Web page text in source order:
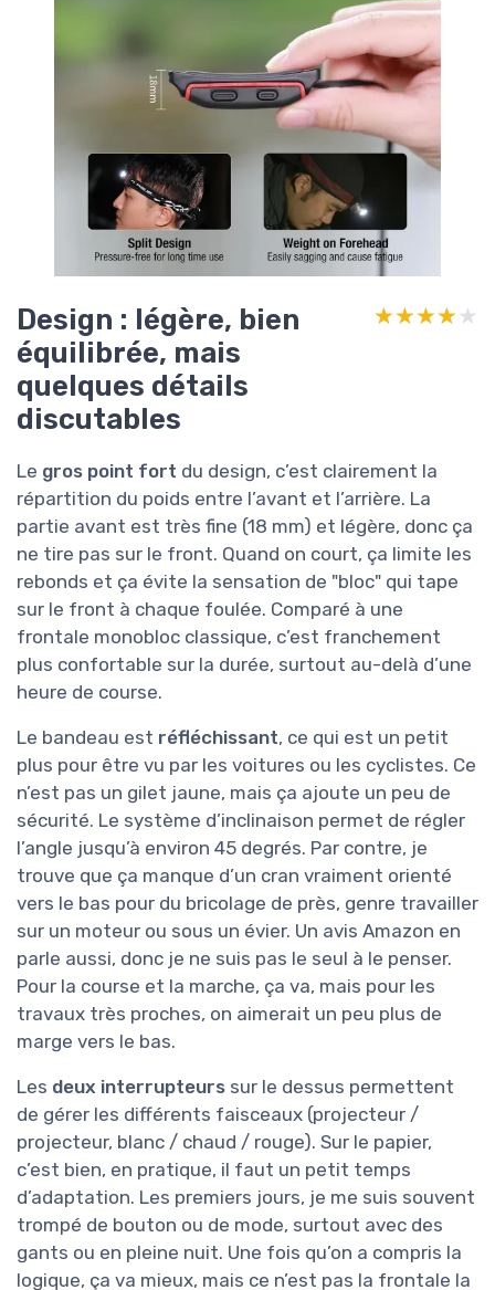
Design : légère, bien
équilibrée, mais
quelques détails
discutables
★★★★★
★★★★★
Le gros point fort du design, c’est clairement la
répartition du poids entre l’avant et l’arrière. La
partie avant est très fine (18 mm) et légère, donc ça
ne tire pas sur le front. Quand on court, ça limite les
rebonds et ça évite la sensation de "bloc" qui tape
sur le front à chaque foulée. Comparé à une
frontale monobloc classique, c’est franchement
plus confortable sur la durée, surtout au-delà d’une
heure de course.
Le bandeau est réfléchissant, ce qui est un petit
plus pour être vu par les voitures ou les cyclistes. Ce
n’est pas un gilet jaune, mais ça ajoute un peu de
sécurité. Le système d’inclinaison permet de régler
l’angle jusqu’à environ 45 degrés. Par contre, je
trouve que ça manque d’un cran vraiment orienté
vers le bas pour du bricolage de près, genre travailler
sur un moteur ou sous un évier. Un avis Amazon en
parle aussi, donc je ne suis pas le seul à le penser.
Pour la course et la marche, ça va, mais pour les
travaux très proches, on aimerait un peu plus de
marge vers le bas.
Les deux interrupteurs sur le dessus permettent
de gérer les différents faisceaux (projecteur /
projecteur, blanc / chaud / rouge). Sur le papier,
c’est bien, en pratique, il faut un petit temps
d’adaptation. Les premiers jours, je me suis souvent
trompé de bouton ou de mode, surtout avec des
gants ou en pleine nuit. Une fois qu’on a compris la
logique, ça va mieux, mais ce n’est pas la frontale la